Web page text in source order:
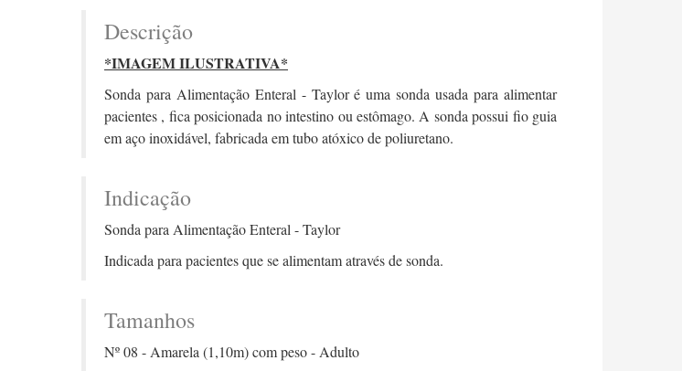
Descrição
*IMAGEM ILUSTRATIVA*
Sonda para Alimentação Enteral - Taylor é uma sonda usada para alimentar
pacientes , fica posicionada no intestino ou estômago. A sonda possui fio guia
em aço inoxidável, fabricada em tubo atóxico de poliuretano.
Indicação
Sonda para Alimentação Enteral - Taylor
Indicada para pacientes que se alimentam através de sonda.
Tamanhos
Nº 08 - Amarela (1,10m) com peso - Adulto